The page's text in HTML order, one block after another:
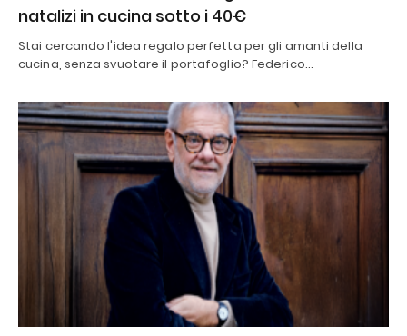
natalizi in cucina sotto i 40€
Stai cercando l'idea regalo perfetta per gli amanti della
cucina, senza svuotare il portafoglio? Federico…